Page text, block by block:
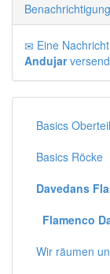
Benachrichtigung
Eine
Andujar
Basics
Basics Röcke
Davedans
Flamenco
Wir räumen